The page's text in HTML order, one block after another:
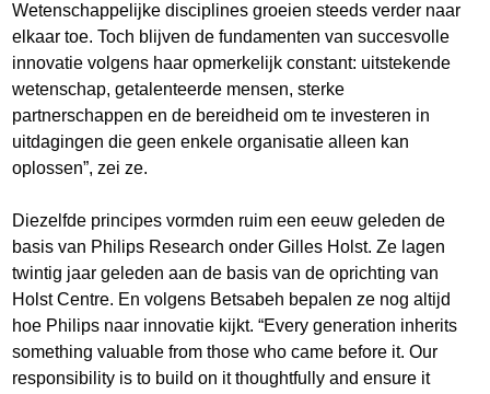
Wetenschappelijke disciplines groeien steeds verder naar
elkaar toe. Toch blijven de fundamenten van succesvolle
innovatie volgens haar opmerkelijk constant: uitstekende
wetenschap, getalenteerde mensen, sterke
partnerschappen en de bereidheid om te investeren in
uitdagingen die geen enkele organisatie alleen kan
oplossen”, zei ze.
Diezelfde principes vormden ruim een eeuw geleden de
basis van Philips Research onder Gilles Holst. Ze lagen
twintig jaar geleden aan de basis van de oprichting van
Holst Centre. En volgens Betsabeh bepalen ze nog altijd
hoe Philips naar innovatie kijkt. “Every generation inherits
something valuable from those who came before it. Our
responsibility is to build on it thoughtfully and ensure it